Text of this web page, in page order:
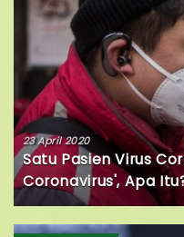
23 April 2020
Satu Pasien Virus
Coronavirus', Apa